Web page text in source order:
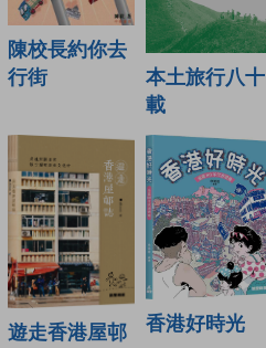
陳校長約你去
行街
本土旅行八十
載
遊走香港屋邨
香港好時光